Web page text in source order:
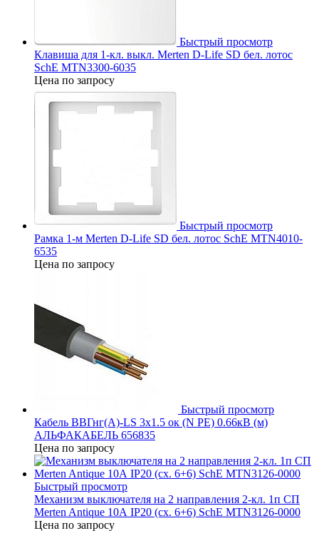
Быстрый просмотр
Клавиша для 1-кл. выкл. Merten D-Life SD бел. лотос
SchE MTN3300-6035
Цена по запросу
Быстрый просмотр
Рамка 1-м Merten D-Life SD бел. лотос SchE MTN4010-
6535
Цена по запросу
Быстрый просмотр
Кабель ВВГнг(А)-LS 3х1.5 ок (N PE) 0.66кВ (м)
АЛЬФАКАБЕЛЬ 656835
Цена по запросу
Быстрый просмотр
Механизм выключателя на 2 направления 2-кл. 1п СП
Merten Antique 10А IP20 (сх. 6+6) SchE MTN3126-0000
Цена по запросу